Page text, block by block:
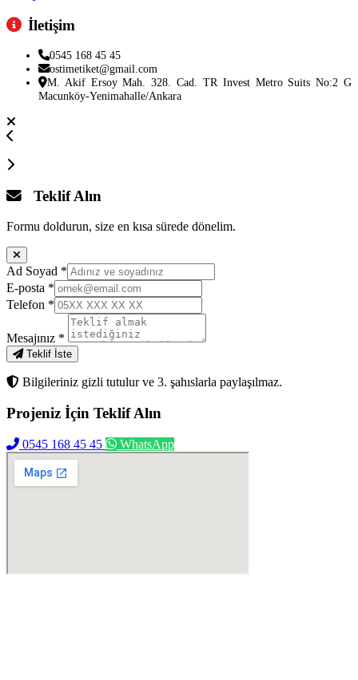
İletişim
0545 168 45 45
ostimetiket@gmail.com
M. Akif Ersoy Mah. 328. Cad. TR Invest Metro Suits No:2 G
Macunköy-Yenimahalle/Ankara
Teklif Alın
Formu doldurun, size en kısa sürede dönelim.
Ad Soyad *
E-posta *
Telefon *
Mesajınız *
Teklif İste
Bilgileriniz gizli tutulur ve 3. şahıslarla paylaşılmaz.
Projeniz İçin Teklif Alın
0545 168 45 45 WhatsApp